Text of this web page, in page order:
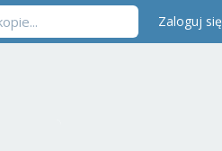
Zaloguj się